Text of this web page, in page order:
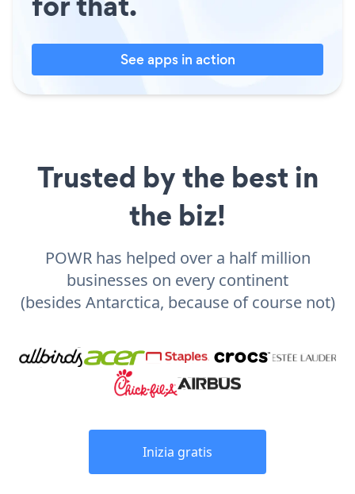
See apps in action
Trusted by the best in
the biz!
POWR has helped over a half million
businesses on every continent
(besides Antarctica, because of course not)
Inizia gratis